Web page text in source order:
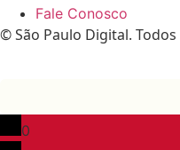
Fale Conosco
© São Paulo Digital.
0